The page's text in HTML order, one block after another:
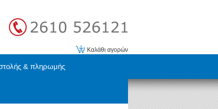
Καλάθι αγορών
& πληρωμής